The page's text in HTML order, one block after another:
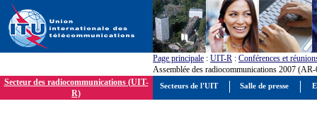
Page principale : UIT-R : Conférences et
Assemblée des radiocommunications 2007
Secteur des radiocommunications (UIT-
R)
Secteurs de l'UIT Salle de presse